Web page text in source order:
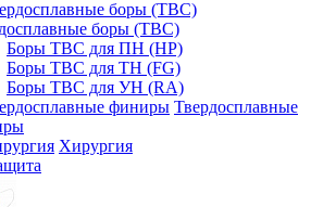
боры (ТВС)
Боры ТВС для ПН (HP)
Боры ТВС для ТН (FG)
Боры ТВС для УН (RA)
Твердосплавные
Хирургия